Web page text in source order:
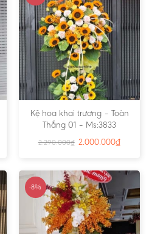
Kệ hoa khai trương – Toàn
Thắng 01 – Ms:3833
2.290.000₫ 2.000.000₫
-8%